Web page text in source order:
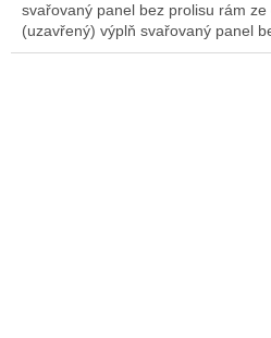
svařovaný panel bez prolisu rám
(uzavřený) výplň svařovaný panel